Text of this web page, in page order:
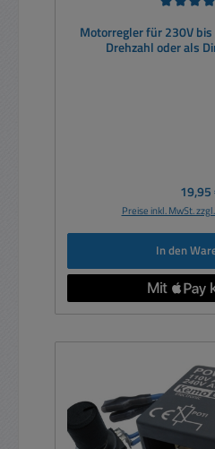
Motorregler für 230V
Drehzahl oder als
19,95
Preise inkl. MwSt.
In den